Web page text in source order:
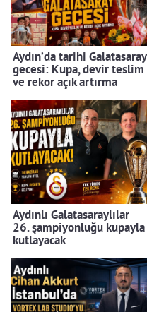
Aydın’da tarihi Galatasaray
gecesi: Kupa, devir teslim
ve rekor açık artırma
Aydınlı Galatasaraylılar
26. şampiyonluğu kupayla
kutlayacak